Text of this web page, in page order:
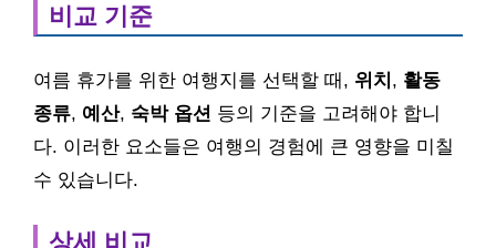
비교 기준
여름 휴가를 위한 여행지를 선택할 때, 위치 , 활동
종류, 예산, 숙박 옵션 등의 기준을 고려해야 합니
다. 이러한 요소들은 여행의 경험에 큰 영향을 미칠
수 있습니다.
상세 비교